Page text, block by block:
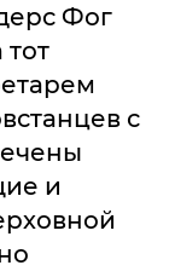
Фог
с
и